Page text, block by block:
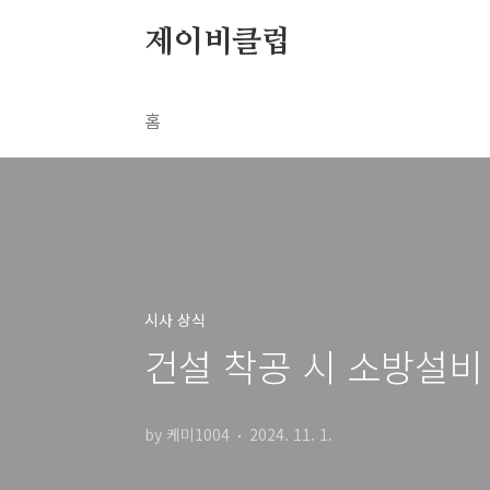
제이비클럽
홈
시사 상식
건설 착공 시 소방설
by 케미1004 2024. 11. 1.